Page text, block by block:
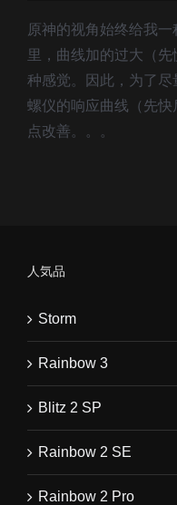
原神的视角始终给我
里，曲线加的过大（
种感觉。因此，为了
螺仪的响应曲线（先
点改善。。。
人気品
Storm
Rainbow 3
Blitz 2 SP
Rainbow 2 SE
Rainbow 2 Pro